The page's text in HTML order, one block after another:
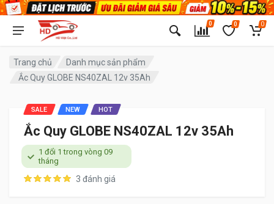
0 0 0
Trang chủ
Danh mục sản phẩm
Ắc Quy GLOBE NS40ZAL 12v 35Ah
Ắc Quy GLOBE NS40ZAL 12v 35Ah
3 đánh giá
1 đổi 1 trong vòng 09
tháng
SALE NEW HOT